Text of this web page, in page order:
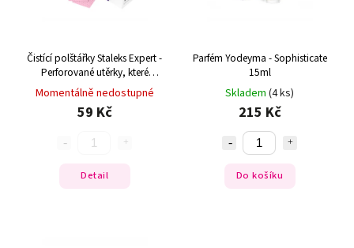
Čistící polštářky Staleks Expert -
Perforované utěrky, které
nepouštějí vlákna (400 ks)
Momentálně nedostupné
59 Kč
Detail
Parfém Yodeyma - Sophisticate
15ml
Skladem (4 ks)
215 Kč
Do košíku